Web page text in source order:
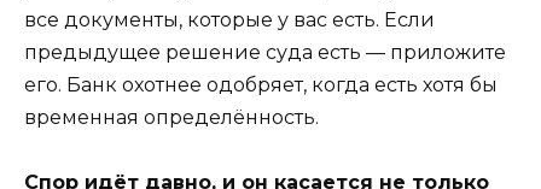
все документы, которые у вас есть. Если
предыдущее решение суда есть — приложите
его. Банк охотнее одобряет, когда есть хотя бы
временная определённость.
Спор идёт давно, и он касается не только